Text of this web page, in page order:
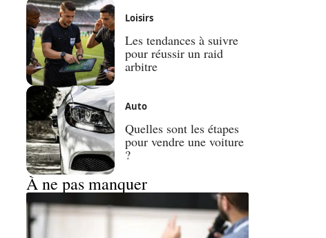
Loisirs
Les tendances à suivre
pour réussir un raid
arbitre
Auto
Quelles sont les étapes
pour vendre une voiture
?
À ne pas manquer